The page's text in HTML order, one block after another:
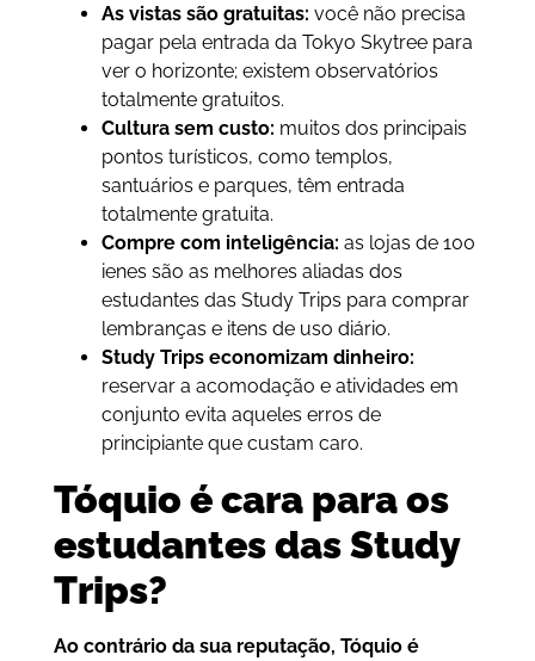
As vistas são gratuitas: você não precisa
pagar pela entrada da Tokyo Skytree para
ver o horizonte; existem observatórios
totalmente gratuitos.
Cultura sem custo: muitos dos principais
pontos turísticos, como templos,
santuários e parques, têm entrada
totalmente gratuita.
Compre com inteligência: as lojas de 100
ienes são as melhores aliadas dos
estudantes das Study Trips para comprar
lembranças e itens de uso diário.
Study Trips economizam dinheiro:
reservar a acomodação e atividades em
conjunto evita aqueles erros de
principiante que custam caro.
Tóquio é cara para os
estudantes das Study
Trips?
Ao contrário da sua reputação, Tóquio é